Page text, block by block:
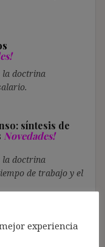
la doctrina
síntesis de
Novedades!
la doctrina
de trabajo y el
de
experiencia